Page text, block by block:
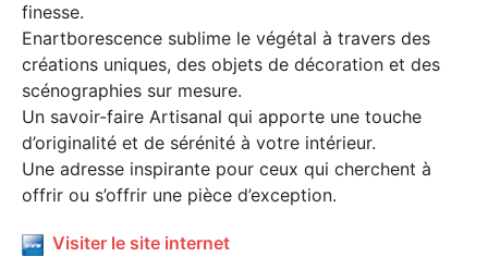
finesse.
Enartborescence sublime le végétal à travers des
créations uniques, des objets de décoration et des
scénographies sur mesure.
Un savoir-faire Artisanal qui apporte une touche
d’originalité et de sérénité à votre intérieur.
Une adresse inspirante pour ceux qui cherchent à
offrir ou s’offrir une pièce d’exception.
Visiter le site internet